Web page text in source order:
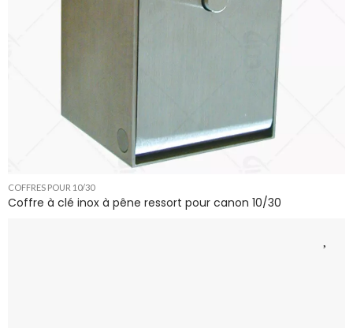
COFFRES POUR 10/30
Coffre à clé inox à pêne ressort pour canon 10/30